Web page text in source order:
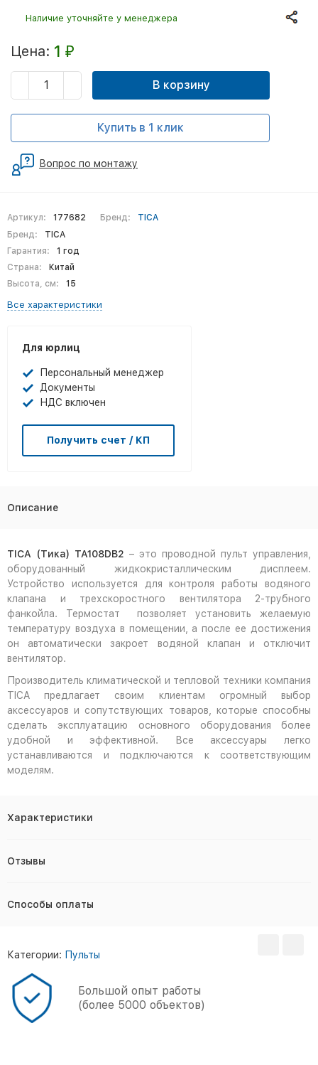
Артикул: 177682 Бренд:
TICA
Бренд:
TICA
Гарантия:
1 год
Страна:
Китай
Высота, см:
15
Все характеристики
Для юрлиц
Персональный менеджер
Документы
НДС включен
Получить счет / КП
Наличие уточняйте у менеджера
Цена: 1 ₽
В корзину
Купить в 1 клик
Вопрос по монтажу
Описание
TICA (Тика) TA108DB2 – это проводной пульт управления,
оборудованный жидкокристаллическим дисплеем.
Устройство используется для контроля работы водяного
клапана и трехскоростного вентилятора 2-трубного
фанкойла. Термостат позволяет установить желаемую
температуру воздуха в помещении, а после ее достижения
он автоматически закроет водяной клапан и отключит
вентилятор.
Производитель климатической и тепловой техники компания
TICA предлагает своим клиентам огромный выбор
аксессуаров и сопутствующих товаров, которые способны
сделать эксплуатацию основного оборудования более
удобной и эффективной. Все аксессуары легко
устанавливаются и подключаются к соответствующим
моделям.
Характеристики
Отзывы
Способы оплаты
Категории: Пульты
Большой опыт работы
(более 5000 объектов)